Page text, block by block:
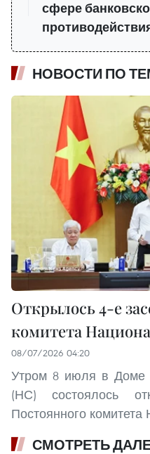
сфере
НОВОСТИ ПО
Открылось 4-е
комитета
08/07/2026 04:20
Утром 8 июля в Доме
(НС) состоялось
Постоянного комитета
СМОТРЕТЬ